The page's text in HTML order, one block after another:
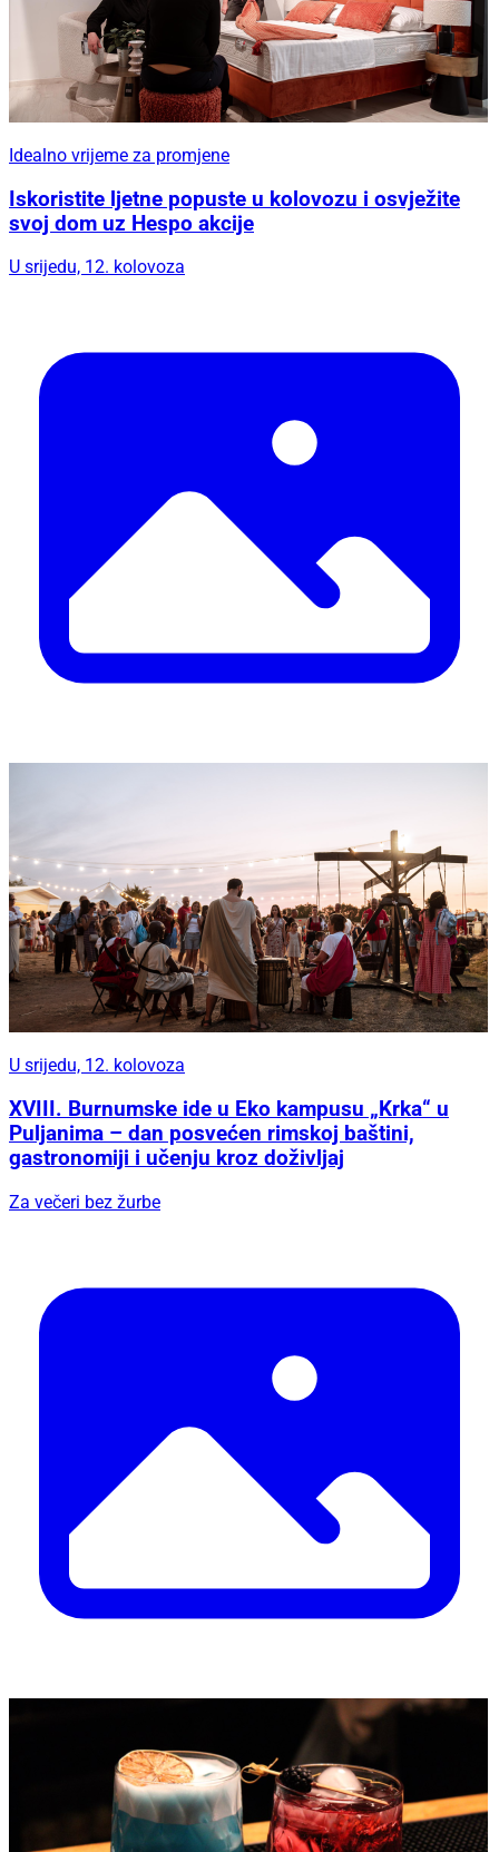
Idealno vrijeme za promjene
Iskoristite ljetne popuste u kolovozu i osvježite
svoj dom uz Hespo akcije
U srijedu, 12. kolovoza
U srijedu, 12. kolovoza
XVIII. Burnumske ide u Eko kampusu „Krka“ u
Puljanima – dan posvećen rimskoj baštini,
gastronomiji i učenju kroz doživljaj
Za večeri bez žurbe